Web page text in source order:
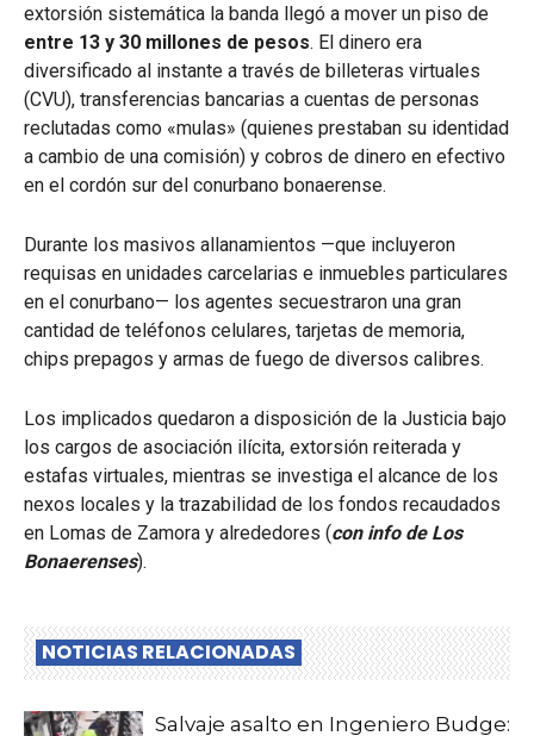
extorsión sistemática la banda llegó a mover un piso de
entre 13 y 30 millones de pesos. El dinero era
diversificado al instante a través de billeteras virtuales
(CVU), transferencias bancarias a cuentas de personas
reclutadas como «mulas» (quienes prestaban su identidad
a cambio de una comisión) y cobros de dinero en efectivo
en el cordón sur del conurbano bonaerense.
Durante los masivos allanamientos —que incluyeron
requisas en unidades carcelarias e inmuebles particulares
en el conurbano— los agentes secuestraron una gran
cantidad de teléfonos celulares, tarjetas de memoria,
chips prepagos y armas de fuego de diversos calibres.
Los implicados quedaron a disposición de la Justicia bajo
los cargos de asociación ilícita, extorsión reiterada y
estafas virtuales, mientras se investiga el alcance de los
nexos locales y la trazabilidad de los fondos recaudados
en Lomas de Zamora y alrededores (con info de Los
Bonaerenses).
NOTICIAS RELACIONADAS
Salvaje asalto en Ingeniero Budge: